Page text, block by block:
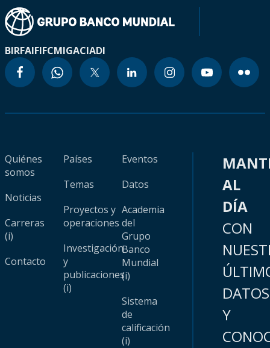
BIRFAIFIFCMIGACIADI
Quiénes
somos
Noticias
Carreras
(i)
Contacto
Países
Temas
Proyectos y
operaciones
Investigación
y
publicaciones
(i)
Eventos
Datos
Academia
del
Grupo
Banco
Mundial
(i)
Sistema
de
calificación
(i)
AL
DÍA
CON
DATOS
Y